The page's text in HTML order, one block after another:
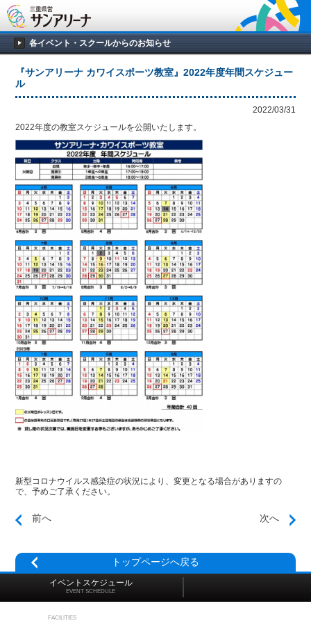
各イベント・スクールからのお知らせ
『サンアリーナ カワイスポーツ教室』2022年度年間スケジュー
ル
2022/03/31
2022年度の教室スケジュールを公開いたします。
新型コロナウイルス感染症の状況により、変更となる場合がありますの
で、予めご了承ください。
前へ 次へ
トップページへ戻る
イベントスケジュール
EVENT SCHEDULE
FACILITIES